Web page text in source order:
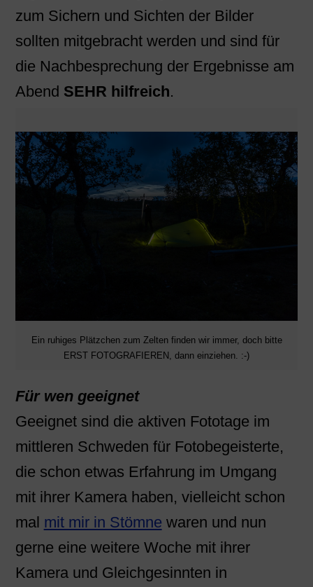
zum Sichern und Sichten der Bilder
sollten mitgebracht werden und sind für
die Nachbesprechung der Ergebnisse am
Abend SEHR hilfreich.
Ein ruhiges Plätzchen zum Zelten finden wir immer, doch bitte
ERST FOTOGRAFIEREN, dann einziehen. :-)
Für wen geeignet
Geeignet sind die aktiven Fototage im
mittleren Schweden für Fotobegeisterte,
die schon etwas Erfahrung im Umgang
mit ihrer Kamera haben, vielleicht schon
mal mit mir in Stömne waren und nun
gerne eine weitere Woche mit ihrer
Kamera und Gleichgesinnten in